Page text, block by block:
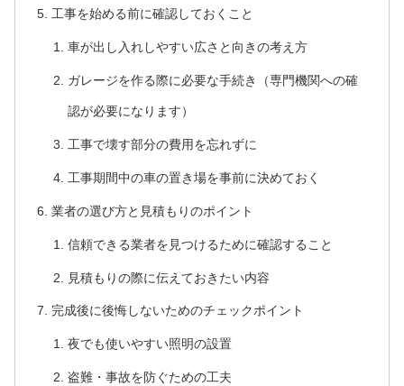
工事を始める前に確認しておくこと
車が出し入れしやすい広さと向きの考え方
ガレージを作る際に必要な手続き（専門機関への確
認が必要になります）
工事で壊す部分の費用を忘れずに
工事期間中の車の置き場を事前に決めておく
業者の選び方と見積もりのポイント
信頼できる業者を見つけるために確認すること
見積もりの際に伝えておきたい内容
完成後に後悔しないためのチェックポイント
夜でも使いやすい照明の設置
盗難・事故を防ぐための工夫